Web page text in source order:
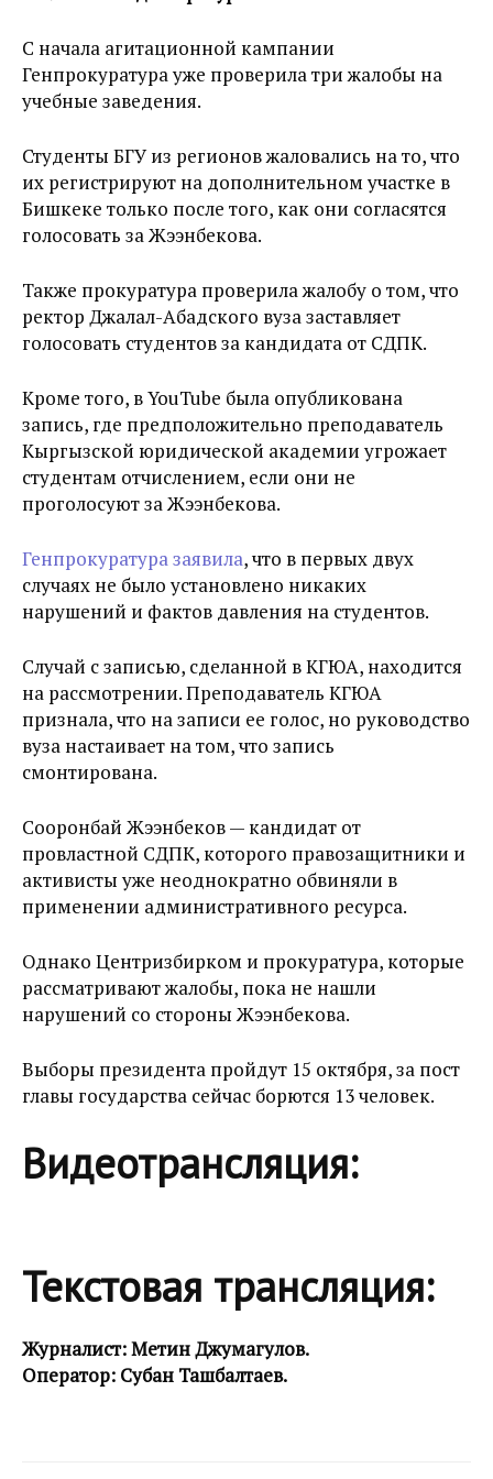
С начала агитационной кампании
Генпрокуратура уже проверила три жалобы на
учебные заведения.
Студенты БГУ из регионов жаловались на то, что
их регистрируют на дополнительном участке в
Бишкеке только после того, как они согласятся
голосовать за Жээнбекова.
Также прокуратура проверила жалобу о том, что
ректор Джалал-Абадского вуза заставляет
голосовать студентов за кандидата от СДПК.
Кроме того, в YouTube была опубликована
запись, где предположительно преподаватель
Кыргызской юридической академии угрожает
студентам отчислением, если они не
проголосуют за Жээнбекова.
Генпрокуратура заявила, что в первых двух
случаях не было установлено никаких
нарушений и фактов давления на студентов.
Случай с записью, сделанной в КГЮА, находится
на рассмотрении. Преподаватель КГЮА
признала, что на записи ее голос, но руководство
вуза настаивает на том, что запись
смонтирована.
Сооронбай Жээнбеков — кандидат от
провластной СДПК, которого правозащитники и
активисты уже неоднократно обвиняли в
применении административного ресурса.
Однако Центризбирком и прокуратура, которые
рассматривают жалобы, пока не нашли
нарушений со стороны Жээнбекова.
Выборы президента пройдут 15 октября, за пост
главы государства сейчас борются 13 человек.
Видеотрансляция:
Текстовая трансляция:
Журналист: Метин Джумагулов.
Оператор: Субан Ташбалтаев.